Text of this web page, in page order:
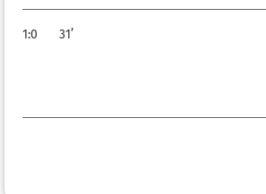
1:0
31’